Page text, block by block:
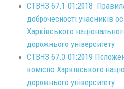
СТВНЗ 67.1-01:2018
доброчесності учасників
Харківського
дорожнього універcитету
СТВНЗ 67.0-01:2019
комісію Харківського
дорожнього університету